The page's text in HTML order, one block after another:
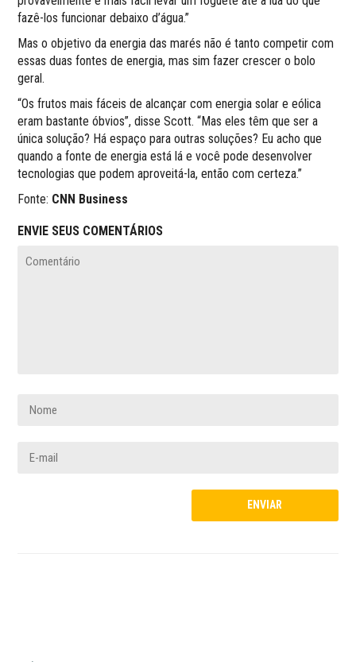
fazê-los funcionar debaixo d’água.”
Mas o objetivo da energia das marés não é tanto competir com
essas duas fontes de energia, mas sim fazer crescer o bolo
geral.
“Os frutos mais fáceis de alcançar com energia solar e eólica
eram bastante óbvios”, disse Scott. “Mas eles têm que ser a
única solução? Há espaço para outras soluções? Eu acho que
quando a fonte de energia está lá e você pode desenvolver
tecnologias que podem aproveitá-la, então com certeza.”
Fonte: CNN Business
ENVIE SEUS COMENTÁRIOS